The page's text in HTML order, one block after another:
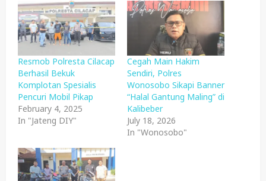
Resmob Polresta Cilacap
Berhasil Bekuk
Komplotan Spesialis
Pencuri Mobil Pikap
February 4, 2025
In "Jateng DIY"
Cegah Main Hakim
Sendiri, Polres
Wonosobo Sikapi Banner
“Halal Gantung Maling” di
Kalibeber
July 18, 2026
In "Wonosobo"